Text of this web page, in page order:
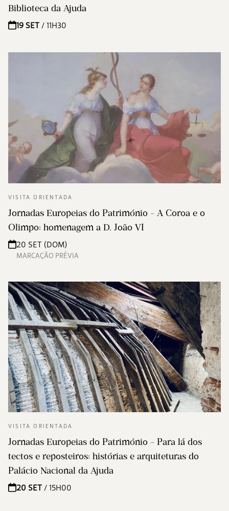
Biblioteca da Ajuda
19 SET / 11H30
VISITA ORIENTADA
Jornadas Europeias do Património - A Coroa e o
Olimpo: homenagem a D. João VI
20 SET (DOM)
MARCAÇÃO PRÉVIA
VISITA ORIENTADA
Jornadas Europeias do Património - Para lá dos
tectos e reposteiros: histórias e arquiteturas do
Palácio Nacional da Ajuda
20 SET / 15H00